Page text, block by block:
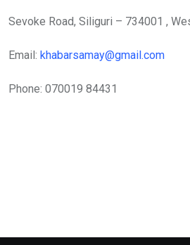
Sevoke Road, Siliguri – 734001 ,
Email: khabarsamay@gmail.com
Phone: 070019 84431